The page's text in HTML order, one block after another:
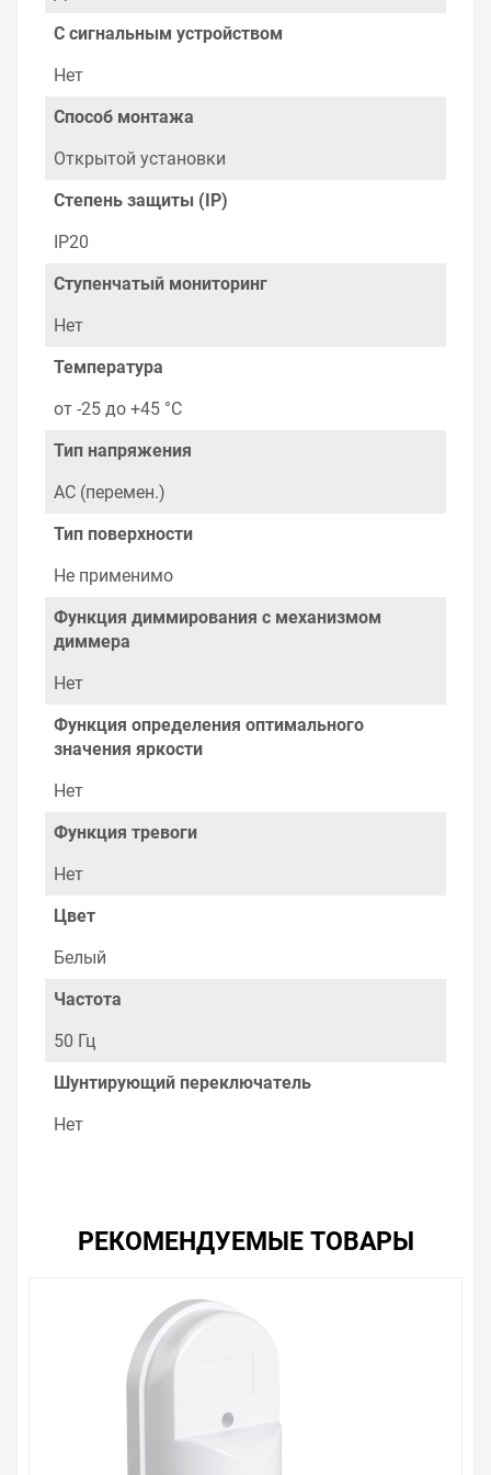
Свяжитесь с нами любым способом, который для вас
наиболее удобен. С удовольствием ответим на все
вопросы.
С сигнальным устройством
Нет
Способ монтажа
Открытой установки
Степень защиты (IP)
IP20
Ступенчатый мониторинг
Нет
Температура
от -25 до +45 °C
Тип напряжения
AC (перемен.)
Тип поверхности
Не применимо
Функция диммирования с механизмом
диммера
Нет
Функция определения оптимального
значения яркости
Нет
Функция тревоги
Нет
Цвет
Белый
Частота
50 Гц
Шунтирующий переключатель
Нет
РЕКОМЕНДУЕМЫЕ ТОВАРЫ